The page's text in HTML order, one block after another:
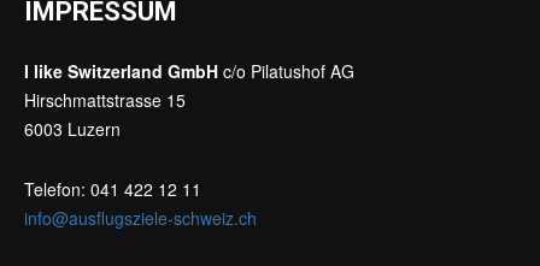
IMPRESSUM
I like Switzerland GmbH c/o Pilatushof AG
Hirschmattstrasse 15
6003 Luzern
Telefon: 041 422 12 11
info@ausflugsziele-schweiz.ch